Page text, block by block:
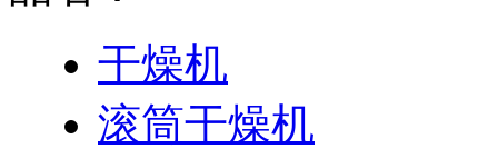
干燥机
滚筒干燥机